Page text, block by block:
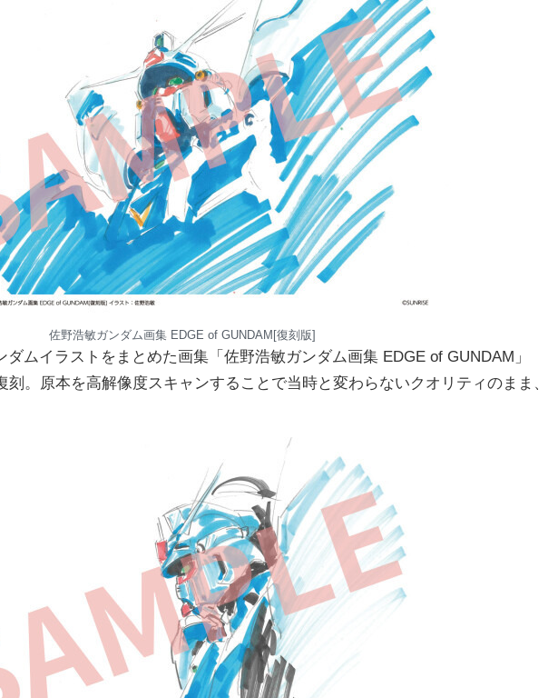
佐野浩敏ガンダム画集 EDGE of GUNDAM[復刻版]
ムイラストをまとめた画集「佐野浩敏ガンダム画集 EDGE of GUNDAM」
刻。原本を高解像度スキャンすることで当時と変わらないクオリティのまま、